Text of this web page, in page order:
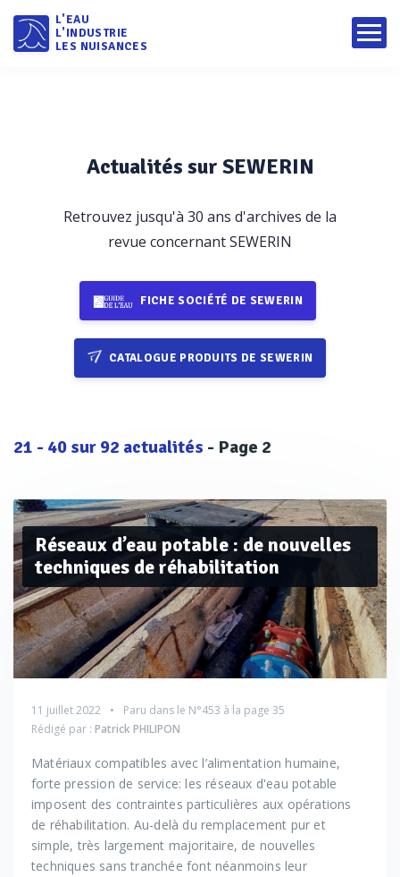
L'EAU
L'INDUSTRIE
LES NUISANCES
Actualités sur SEWERIN
Retrouvez jusqu'à 30 ans d'archives de la
revue concernant SEWERIN
FICHE SOCIÉTÉ DE SEWERIN
CATALOGUE PRODUITS DE SEWERIN
21 - 40 sur 92 actualités - Page 2
Réseaux d’eau potable : de nouvelles
techniques de réhabilitation
11 juillet 2022 Paru dans le N°453 à la page 35
Rédigé par : Patrick PHILIPON
Matériaux compatibles avec l’alimentation humaine,
forte pression de service: les réseaux d'eau potable
imposent des contraintes particulières aux opérations
de réhabilitation. Au-delà du remplacement pur et
simple, très largement majoritaire, de nouvelles
techniques sans tranchée font néanmoins leur